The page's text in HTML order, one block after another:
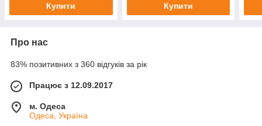
Купити Купити
Про нас
83% позитивних з 360 відгуків за рік
Працює з 12.09.2017
м. Одеса
Одеса, Україна